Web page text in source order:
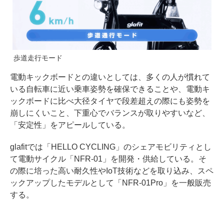
歩道走行モード
電動キックボードとの違いとしては、多くの人が慣れて
いる自転車に近い乗車姿勢を確保できることや、電動キ
ックボードに比べ大径タイヤで段差超えの際にも姿勢を
崩しにくいこと、下重心でバランスが取りやすいなど、
「安定性」をアピールしている。
glafitでは「HELLO CYCLING」のシェアモビリティとし
て電動サイクル「NFR-01」を開発・供給している。そ
の際に培った高い耐久性やIoT技術などを取り込み、スペ
ックアップしたモデルとして「NFR-01Pro」を一般販売
する。